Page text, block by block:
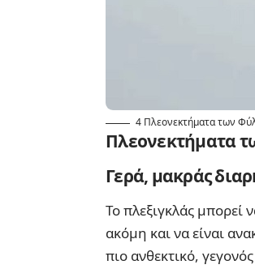
4 Πλεονεκτήματα των
Πλεονεκτήματα
Γερά, μακράς
Το πλεξιγκλάς μπορεί
ακόμη και να είναι
πιο ανθεκτικό,